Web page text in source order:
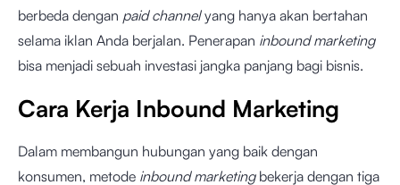
berbeda dengan paid channelyang hanya akan bertahan
selama iklan Anda berjalan. Penerapan inbound marketing
bisa menjadi sebuah investasi jangka panjang bagi bisnis.
Cara Kerja Inbound Marketing
Dalam membangun hubungan yang baik dengan
konsumen, metode inbound marketingbekerja dengan tiga